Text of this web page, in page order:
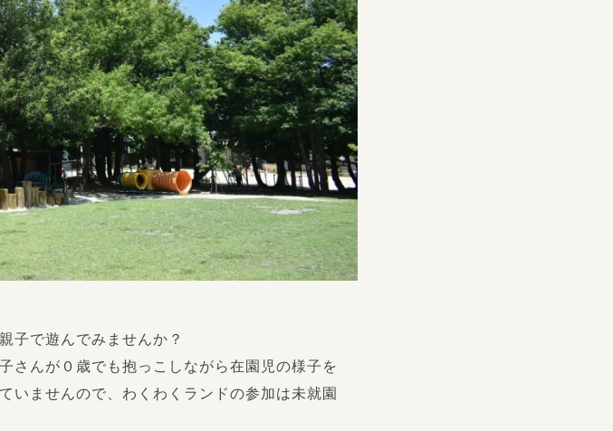
子で遊んでみませんか？
さんが０歳でも抱っこしながら在園児の様子を
いませんので、わくわくランドの参加は未就園